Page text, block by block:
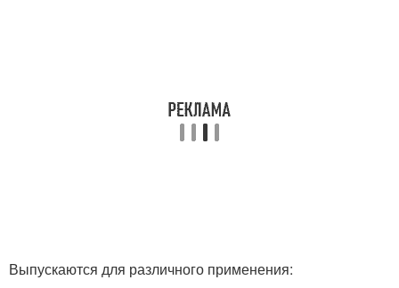
Выпускаются для различного применения: